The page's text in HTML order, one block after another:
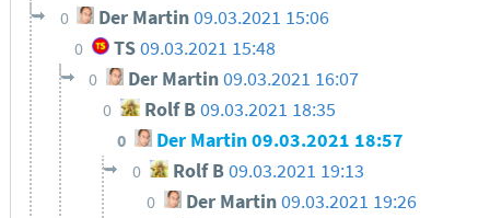
0 Der Martin09.03.2021 15:06
0 TS 09.03.2021 15:48
0 Der Martin09.03.2021 16:07
0 Rolf B09.03.2021 18:35
0 Der Martin09.03.2021 18:57
0 Rolf B09.03.2021 19:13
0 Der Martin 09.03.2021 19:26